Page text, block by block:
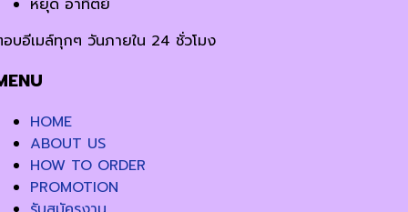
บอีเมล์ทุกๆ วันภายใน 24 ชั่วโมง
HOME
ABOUT US
HOW TO ORDER
PROMOTION